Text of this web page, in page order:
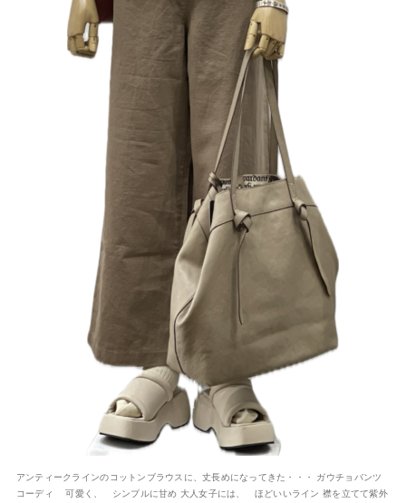
アンティークラインのコットンブラウスに、丈長めになってきた・・・ ガウチョバンツ
コーディ 可愛く、 シンプルに甘め 大人女子には、 ほどいいライン 襟を立てて紫外